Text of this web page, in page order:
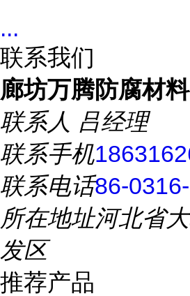
...
联系我们
廊坊万腾防腐材
联系人 吕经理
联系手机
联系电话86-
所在地址河北省
发区
推荐产品